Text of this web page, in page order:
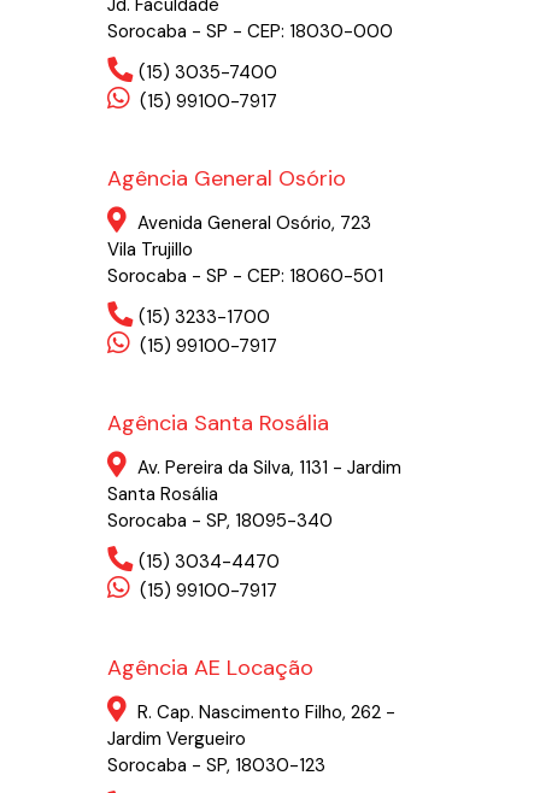
Jd. Faculdade
Sorocaba - SP - CEP: 18030-000
(15) 3035-7400
(15) 99100-7917
Agência General Osório
Avenida General Osório, 723
Vila Trujillo
Sorocaba - SP - CEP: 18060-501
(15) 3233-1700
(15) 99100-7917
Agência Santa Rosália
Av. Pereira da Silva, 1131 - Jardim
Santa Rosália
Sorocaba - SP, 18095-340
(15) 3034-4470
(15) 99100-7917
Agência AE Locação
R. Cap. Nascimento Filho, 262 -
Jardim Vergueiro
Sorocaba - SP, 18030-123